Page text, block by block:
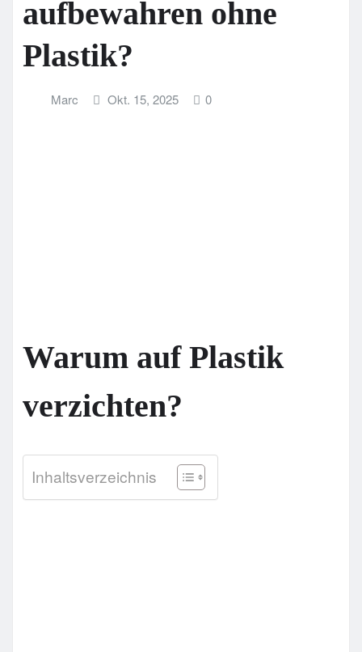
aufbewahren ohne
Plastik?
Marc Okt. 15, 2025 0
Warum auf Plastik
verzichten?
Inhaltsverzeichnis